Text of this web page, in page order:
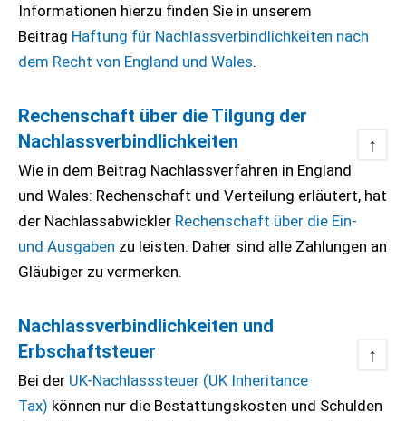
Informationen hierzu finden Sie in unserem
Beitrag Haftung für Nachlassverbindlichkeiten nach
dem Recht von England und Wales.
Rechenschaft über die Tilgung der
Nachlassverbindlichkeiten
↑
Wie in dem Beitrag Nachlassverfahren in England
und Wales: Rechenschaft und Verteilung erläutert, hat
der Nachlassabwickler Rechenschaft über die Ein-
und Ausgaben zu leisten. Daher sind alle Zahlungen an
Gläubiger zu vermerken.
Nachlassverbindlichkeiten und
Erbschaftsteuer
↑
Bei der UK-Nachlasssteuer (UK Inheritance
Tax) können nur die Bestattungskosten und Schulden